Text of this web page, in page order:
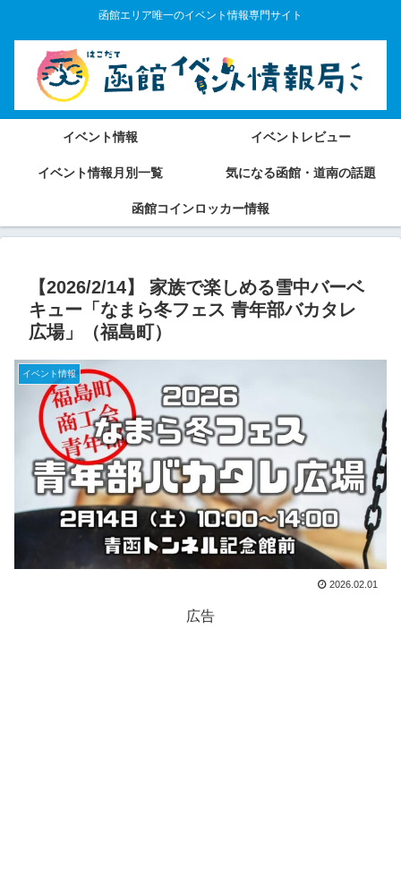
函館エリア唯一のイベント情報専門サイト
イベント情報 イベントレビュー
イベント情報月別一覧 気になる函館・道南の話題
函館コインロッカー情報
【2026/2/14】 家族で楽しめる雪中バーベ
キュー「なまら冬フェス 青年部バカタレ
広場」（福島町）
イベント情報
2026.02.01
広告